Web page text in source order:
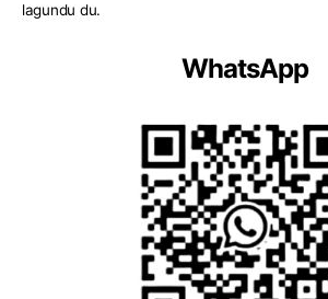
lagundu du.
WhatsApp